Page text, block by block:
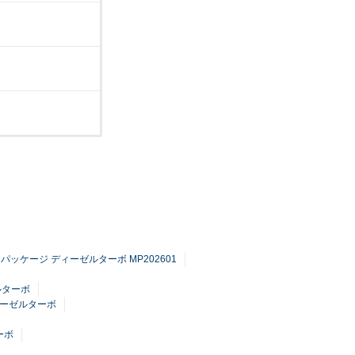
ッケージ ディーゼルターボ MP202601
ーボ
ゼルターボ
ボ